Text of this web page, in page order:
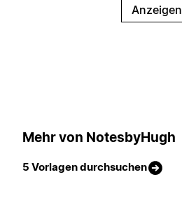
Anzeigen
Mehr von NotesbyHugh
5 Vorlagen durchsuchen